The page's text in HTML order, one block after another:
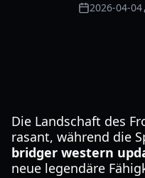
2026-04-04
Die Landschaft des
rasant, während die
bridger western
neue legendäre